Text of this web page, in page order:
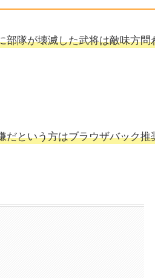
部隊が壊滅した武将は敵味方問
だという方はブラウザバック推